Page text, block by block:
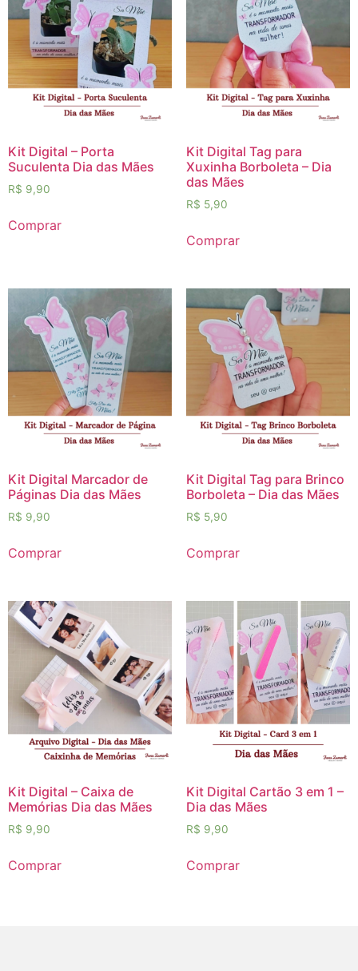
Kit Digital – Porta
Suculenta Dia das Mães
R$ 9,90
Comprar
Kit Digital Tag para
Xuxinha Borboleta – Dia
das Mães
R$ 5,90
Comprar
Kit Digital Marcador de
Páginas Dia das Mães
R$ 9,90
Comprar
Kit Digital Tag para Brinco
Borboleta – Dia das Mães
R$ 5,90
Comprar
Kit Digital – Caixa de
Memórias Dia das Mães
R$ 9,90
Comprar
Kit Digital Cartão 3 em 1 –
Dia das Mães
R$ 9,90
Comprar